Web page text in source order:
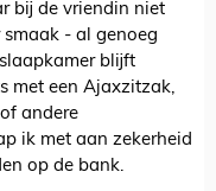
bij de vriendin niet
smaak - al genoeg
blijft
met een Ajaxzitzak,
andere
ik met aan zekerheid
op de bank.